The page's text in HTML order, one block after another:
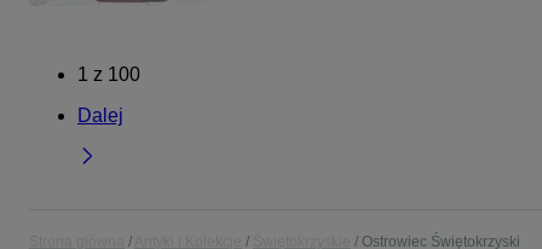
1 z 100
Dalej
Ostrowiec Świętokrzyski